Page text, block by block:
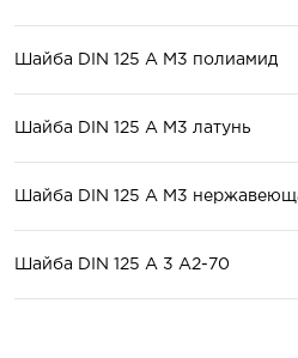
Шайба DIN 125 A М3 полиамид
Шайба DIN 125 A М3 латунь
Шайба DIN 125 A М3
Шайба DIN 125 A 3 А2-70